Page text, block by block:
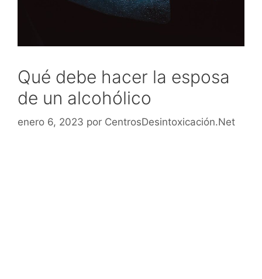
Qué debe hacer la esposa
de un alcohólico
enero 6, 2023 por CentrosDesintoxicación.Net